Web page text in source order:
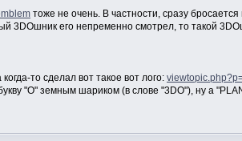
тоже не очень. В частности, сразу
3DOшник его непременно смотрел, то такой
то сделал вот такое вот лого:
"О" земным шариком (в слове "3DO"), ну а